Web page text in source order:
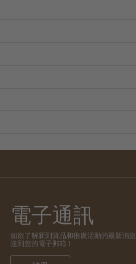
電子通訊
如欲了解新到貨品和推廣活動的最新消
送到您的電子郵箱！